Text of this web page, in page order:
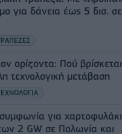
για δάνεια έως 5 δισ. σε
ορίζοντα: Πού
τεχνολογική μετάβαση
για
2 GW σε Πολωνία και